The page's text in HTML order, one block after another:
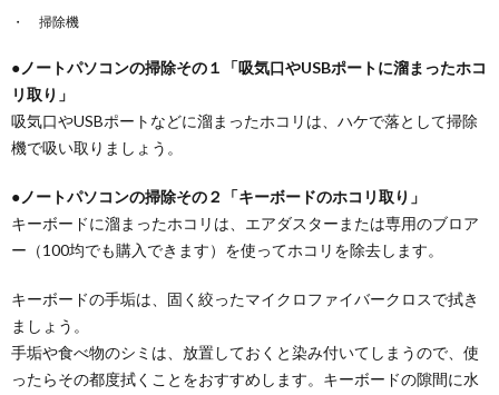
掃除機
●ノートパソコンの掃除その１「吸気口やUSBポートに溜まったホコ
リ取り」
吸気口やUSBポートなどに溜まったホコリは、ハケで落として掃除
機で吸い取りましょう。
●ノートパソコンの掃除その２「キーボードのホコリ取り」
キーボードに溜まったホコリは、エアダスターまたは専用のブロア
ー（100均でも購入できます）を使ってホコリを除去します。
キーボードの手垢は、固く絞ったマイクロファイバークロスで拭き
ましょう。
手垢や食べ物のシミは、放置しておくと染み付いてしまうので、使
ったらその都度拭くことをおすすめします。キーボードの隙間に水